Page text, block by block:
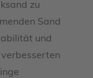
zu
Sand
und
verbesserten